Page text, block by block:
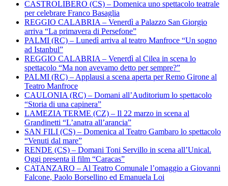
CASTROLIBERO (CS) – Domenica uno spettacolo teatrale
per celebrare Franco Basaglia
REGGIO CALABRIA – Venerdì a Palazzo San Giorgio
arriva “La primavera di Persefone”
PALMI (RC) – Lunedì arriva al teatro Manfroce “Un sogno
ad Istanbul”
REGGIO CALABRIA – Venerdì al Cilea in scena lo
spettacolo “Ma non avevamo detto per sempre?”
PALMI (RC) – Applausi a scena aperta per Remo Girone al
Teatro Manfroce
CAULONIA (RC) – Domani all’Auditorium lo spettacolo
“Storia di una capinera”
LAMEZIA TERME (CZ) – Il 22 marzo in scena al
Grandinetti “L’anatra all’arancia”
SAN FILI (CS) – Domenica al Teatro Gambaro lo spettacolo
“Venuti dal mare”
RENDE (CS) – Domani Toni Servillo in scena all’Unical.
Oggi presenta il film “Caracas”
CATANZARO – Al Teatro Comunale l’omaggio a Giovanni
Falcone, Paolo Borsellino ed Emanuela Loi